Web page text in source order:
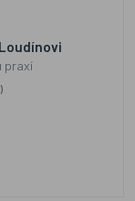
praxí